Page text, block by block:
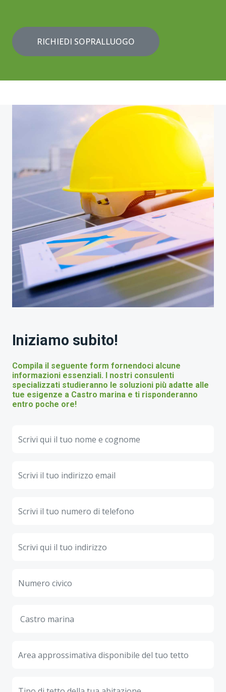
RICHIEDI SOPRALLUOGO
Iniziamo subito!
Compila il seguente form fornendoci alcune
informazioni essenziali. I nostri consulenti
specializzati studieranno le soluzioni più adatte alle
tue esigenze a Castro marina e ti risponderanno
entro poche ore!